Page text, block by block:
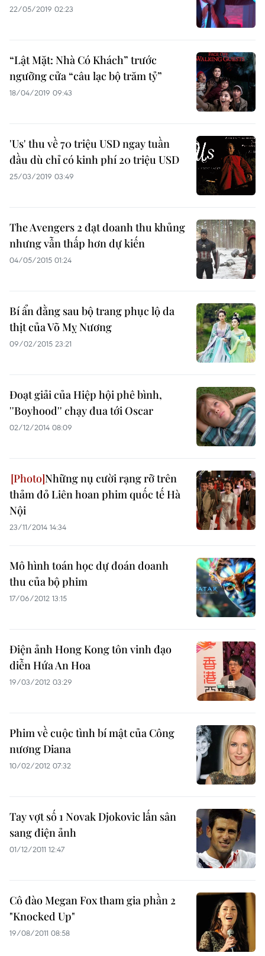
22/05/2019 02:23
“Lật Mặt: Nhà Có Khách” trước
ngưỡng cửa “câu lạc bộ trăm tỷ”
18/04/2019 09:43
'Us' thu về 70 triệu USD ngay tuần
đầu dù chỉ có kinh phí 20 triệu USD
25/03/2019 03:49
The Avengers 2 đạt doanh thu khủng
nhưng vẫn thấp hơn dự kiến
04/05/2015 01:24
Bí ẩn đằng sau bộ trang phục lộ da
thịt của Võ Mỵ Nương
09/02/2015 23:21
Đoạt giải của Hiệp hội phê bình,
''Boyhood'' chạy đua tới Oscar
02/12/2014 08:09
Những nụ cười rạng rỡ trên
thảm đỏ Liên hoan phim quốc tế Hà
Nội
23/11/2014 14:34
Mô hình toán học dự đoán doanh
thu của bộ phim
17/06/2012 13:15
Điện ảnh Hong Kong tôn vinh đạo
diễn Hứa An Hoa
19/03/2012 03:29
Phim về cuộc tình bí mật của Công
nương Diana
10/02/2012 07:32
Tay vợt số 1 Novak Djokovic lấn sân
sang điện ảnh
01/12/2011 12:47
Cô đào Megan Fox tham gia phần 2
"Knocked Up"
19/08/2011 08:58